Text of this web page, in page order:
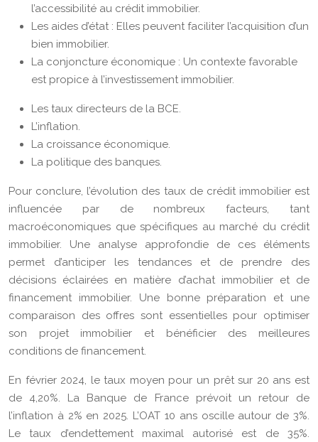
l’accessibilité au crédit immobilier.
Les aides d’état : Elles peuvent faciliter l’acquisition d’un
bien immobilier.
La conjoncture économique : Un contexte favorable
est propice à l’investissement immobilier.
Les taux directeurs de la BCE.
L’inflation.
La croissance économique.
La politique des banques.
Pour conclure, l’évolution des taux de crédit immobilier est
influencée par de nombreux facteurs, tant
macroéconomiques que spécifiques au marché du crédit
immobilier. Une analyse approfondie de ces éléments
permet d’anticiper les tendances et de prendre des
décisions éclairées en matière d’achat immobilier et de
financement immobilier. Une bonne préparation et une
comparaison des offres sont essentielles pour optimiser
son projet immobilier et bénéficier des meilleures
conditions de financement.
En février 2024, le taux moyen pour un prêt sur 20 ans est
de 4,20%. La Banque de France prévoit un retour de
l’inflation à 2% en 2025. L’OAT 10 ans oscille autour de 3%.
Le taux d’endettement maximal autorisé est de 35%.